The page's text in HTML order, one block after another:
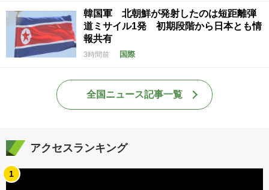
韓国軍 北朝鮮が発射したのは短距離弾
道ミサイル1発 初期段階から日本とも情
報共有
3時間前 国際
全国ニュース記事一覧
アクセスランキング
1